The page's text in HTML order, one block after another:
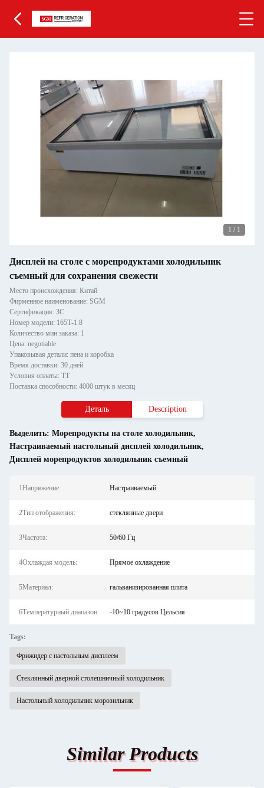
1 / 1
Дисплей на столе с морепродуктами холодильник
съемный для сохранения свежести
Место происхождения: Китай
Фирменное наименование: SGM
Сертификация: 3C
Номер модели: 165Т-1.8
Количество мин заказа: 1
Цена: negotiable
Упаковывая детали: пена и коробка
Время доставки: 30 дней
Условия оплаты: ТТ
Поставка способности: 4000 штук в месяц
Деталь Description
Выделить: Морепродукты на столе холодильник,
Настраиваемый настольный дисплей холодильник,
Дисплей морепродуктов холодильник съемный
1Напряжение: Настраиваемый
2Тип отображения: стеклянные двери
3Частота: 50/60 Гц
4Охлаждая модель: Прямое охлаждение
5Материал: гальванизированная плита
6Температурный диапазон: -10~10 градусов Цельсия
Tags:
Фрижидер с настольным дисплеем
Стеклянный дверной столешничный холодильник
Настольный холодильник морозильник
Similar Products